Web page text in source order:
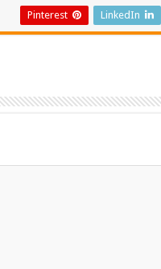
LinkedIn
Pinterest